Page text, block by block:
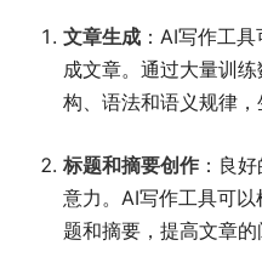
文章生成 ：AI写作工
成文章。通过大量训
构、语法和语义规律，
标题和摘要创作 ：良
意力。AI写作工具可
题和摘要，提高文章的